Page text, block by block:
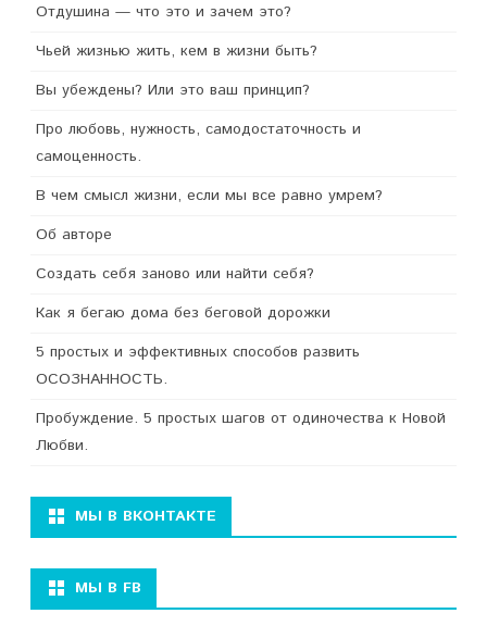
Отдушина — что это и зачем это?
Чьей жизнью жить, кем в жизни быть?
Вы убеждены? Или это ваш принцип?
Про любовь, нужность, самодостаточность и
самоценность.
В чем смысл жизни, если мы все равно умрем?
Об авторе
Создать себя заново или найти себя?
Как я бегаю дома без беговой дорожки
5 простых и эффективных способов развить
ОСОЗНАННОСТЬ.
Пробуждение. 5 простых шагов от одиночества к Новой
Любви.
МЫ В ВКОНТАКТЕ
МЫ В FB